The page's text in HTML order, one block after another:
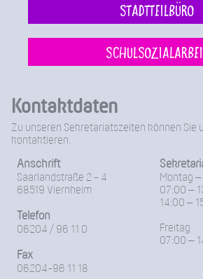
Stadtteilbüro
Kontaktdaten
Zu unseren Sekretariatszeiten können Sie
kontaktieren.
Anschrift
Saarlandstraße 2 - 4
68519 Viernheim
Telefon
06204 / 96 11 0
Fax
06204-96 11 18
Montag
07:00 –
14:00 –
Freitag
07:00 –